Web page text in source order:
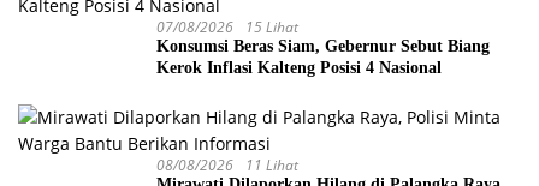
07/08/2026 15 Lihat
Konsumsi Beras Siam, Gebernur Sebut Biang
Kerok Inflasi Kalteng Posisi 4 Nasional
08/08/2026 11 Lihat